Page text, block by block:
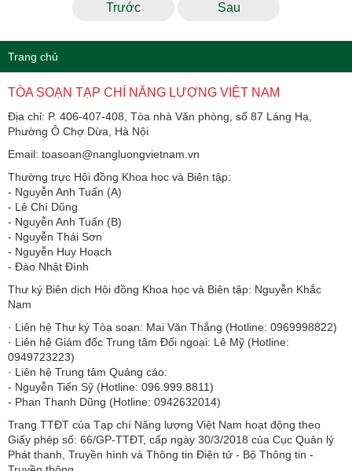
Trước Sau
Trang chủ
TÒA SOẠN TẠP CHÍ NĂNG LƯỢNG VIỆT NAM
Địa chỉ: P. 406-407-408, Tòa nhà Văn phòng, số 87 Láng Hạ,
Phường Ô Chợ Dừa, Hà Nội
Email: toasoan@nangluongvietnam.vn
Thường trực Hội đồng Khoa học và Biên tập:
​​​​​​- Nguyễn Anh Tuấn (A)
- Lê Chí Dũng
- Nguyễn Anh Tuấn (B)
- Nguyễn Thái Sơn
- Nguyễn Huy Hoạch
- Đào Nhật Đình
Thư ký Biên dịch Hội đồng Khoa học và Biên tập: Nguyễn Khắc
Nam
· Liên hệ Thư ký Tòa soạn: Mai Văn Thắng (Hotline: 0969998822)
· Liên hệ Giám đốc Trung tâm Đối ngoại: Lê Mỹ (Hotline:
0949723223)
· Liên hệ Trung tâm Quảng cáo:
- Nguyễn Tiến Sỹ (Hotline: 096.999.8811)
- Phan Thanh Dũng (Hotline: 0942632014)
Trang TTĐT của Tạp chí Năng lượng Việt Nam hoạt động theo
Giấy phép số: 66/GP-TTĐT, cấp ngày 30/3/2018 của Cục Quản lý
Phát thanh, Truyền hình và Thông tin Điện tử - Bộ Thông tin -